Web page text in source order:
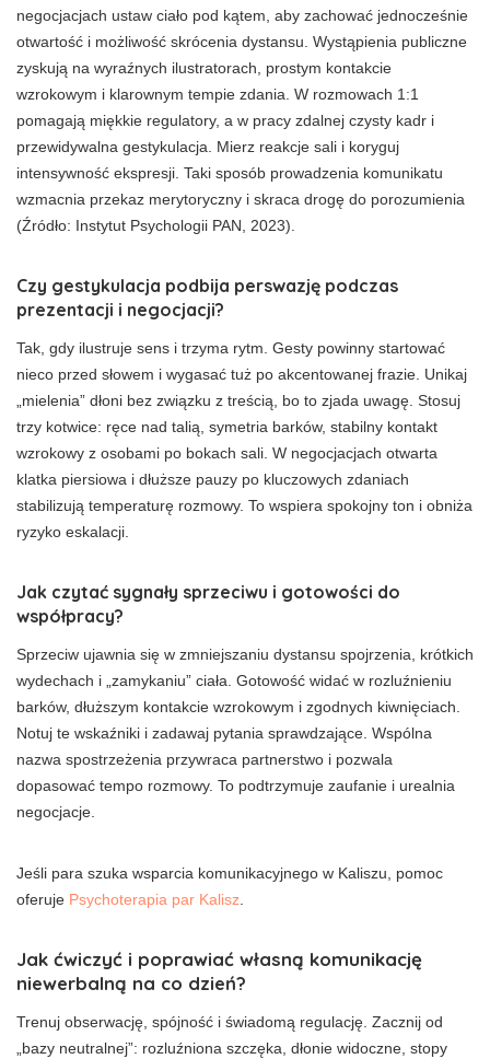
negocjacjach ustaw ciało pod kątem, aby zachować jednocześnie
otwartość i możliwość skrócenia dystansu. Wystąpienia publiczne
zyskują na wyraźnych ilustratorach, prostym kontakcie
wzrokowym i klarownym tempie zdania. W rozmowach 1:1
pomagają miękkie regulatory, a w pracy zdalnej czysty kadr i
przewidywalna gestykulacja. Mierz reakcje sali i koryguj
intensywność ekspresji. Taki sposób prowadzenia komunikatu
wzmacnia przekaz merytoryczny i skraca drogę do porozumienia
(Źródło: Instytut Psychologii PAN, 2023).
Czy gestykulacja podbija perswazję podczas
prezentacji i negocjacji?
Tak, gdy ilustruje sens i trzyma rytm. Gesty powinny startować
nieco przed słowem i wygasać tuż po akcentowanej frazie. Unikaj
„mielenia” dłoni bez związku z treścią, bo to zjada uwagę. Stosuj
trzy kotwice: ręce nad talią, symetria barków, stabilny kontakt
wzrokowy z osobami po bokach sali. W negocjacjach otwarta
klatka piersiowa i dłuższe pauzy po kluczowych zdaniach
stabilizują temperaturę rozmowy. To wspiera spokojny ton i obniża
ryzyko eskalacji.
Jak czytać sygnały sprzeciwu i gotowości do
współpracy?
Sprzeciw ujawnia się w zmniejszaniu dystansu spojrzenia, krótkich
wydechach i „zamykaniu” ciała. Gotowość widać w rozluźnieniu
barków, dłuższym kontakcie wzrokowym i zgodnych kiwnięciach.
Notuj te wskaźniki i zadawaj pytania sprawdzające. Wspólna
nazwa spostrzeżenia przywraca partnerstwo i pozwala
dopasować tempo rozmowy. To podtrzymuje zaufanie i urealnia
negocjacje.
Jeśli para szuka wsparcia komunikacyjnego w Kaliszu, pomoc
oferuje Psychoterapia par Kalisz
Jak ćwiczyć i poprawiać własną komunikację
niewerbalną na co dzień?
Trenuj obserwację, spójność i świadomą regulację. Zacznij od
„bazy neutralnej”: rozluźniona szczęka, dłonie widoczne, stopy